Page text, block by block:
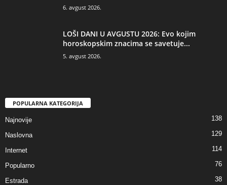
6. avgust 2026.
LOŠI DANI U AVGUSTU 2026: Evo kojim
horoskopskim znacima se savetuje...
5. avgust 2026.
POPULARNA KATEGORIJA
Najnovije 138
Naslovna 129
Internet 114
Popularno 76
Estrada 38